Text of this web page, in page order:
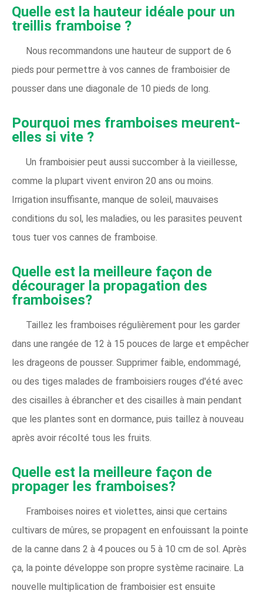
Quelle est la hauteur idéale pour un
treillis framboise ?
Nous recommandons une hauteur de support de 6
pieds pour permettre à vos cannes de framboisier de
pousser dans une diagonale de 10 pieds de long.
Pourquoi mes framboises meurent-
elles si vite ?
Un framboisier peut aussi succomber à la vieillesse,
comme la plupart vivent environ 20 ans ou moins.
Irrigation insuffisante, manque de soleil, mauvaises
conditions du sol, les maladies, ou les parasites peuvent
tous tuer vos cannes de framboise.
Quelle est la meilleure façon de
décourager la propagation des
framboises?
Taillez les framboises régulièrement pour les garder
dans une rangée de 12 à 15 pouces de large et empêcher
les drageons de pousser. Supprimer faible, endommagé,
ou des tiges malades de framboisiers rouges d'été avec
des cisailles à ébrancher et des cisailles à main pendant
que les plantes sont en dormance, puis taillez à nouveau
après avoir récolté tous les fruits.
Quelle est la meilleure façon de
propager les framboises?
Framboises noires et violettes, ainsi que certains
cultivars de mûres, se propagent en enfouissant la pointe
de la canne dans 2 à 4 pouces ou 5 à 10 cm de sol. Après
ça, la pointe développe son propre système racinaire. La
nouvelle multiplication de framboisier est ensuite